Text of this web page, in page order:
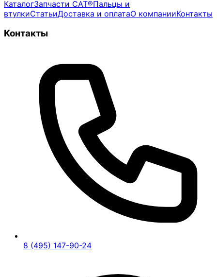
КаталогЗапчасти CAT®Пальцы и
втулкиСтатьиДоставка и оплатаО компанииКонтакты
Контакты
8 (495) 147-90-24